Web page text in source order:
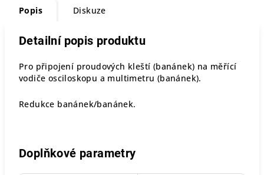
Popis Diskuze
Detailní popis produktu
Pro připojení proudových kleští (banánek) na měřící
vodiče osciloskopu a multimetru (banánek).
Redukce banánek/banánek.
Doplňkové parametry